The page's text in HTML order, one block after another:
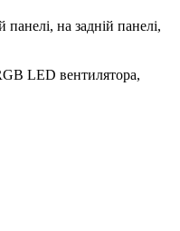
панелі, на задній панелі,
LED вентилятора,